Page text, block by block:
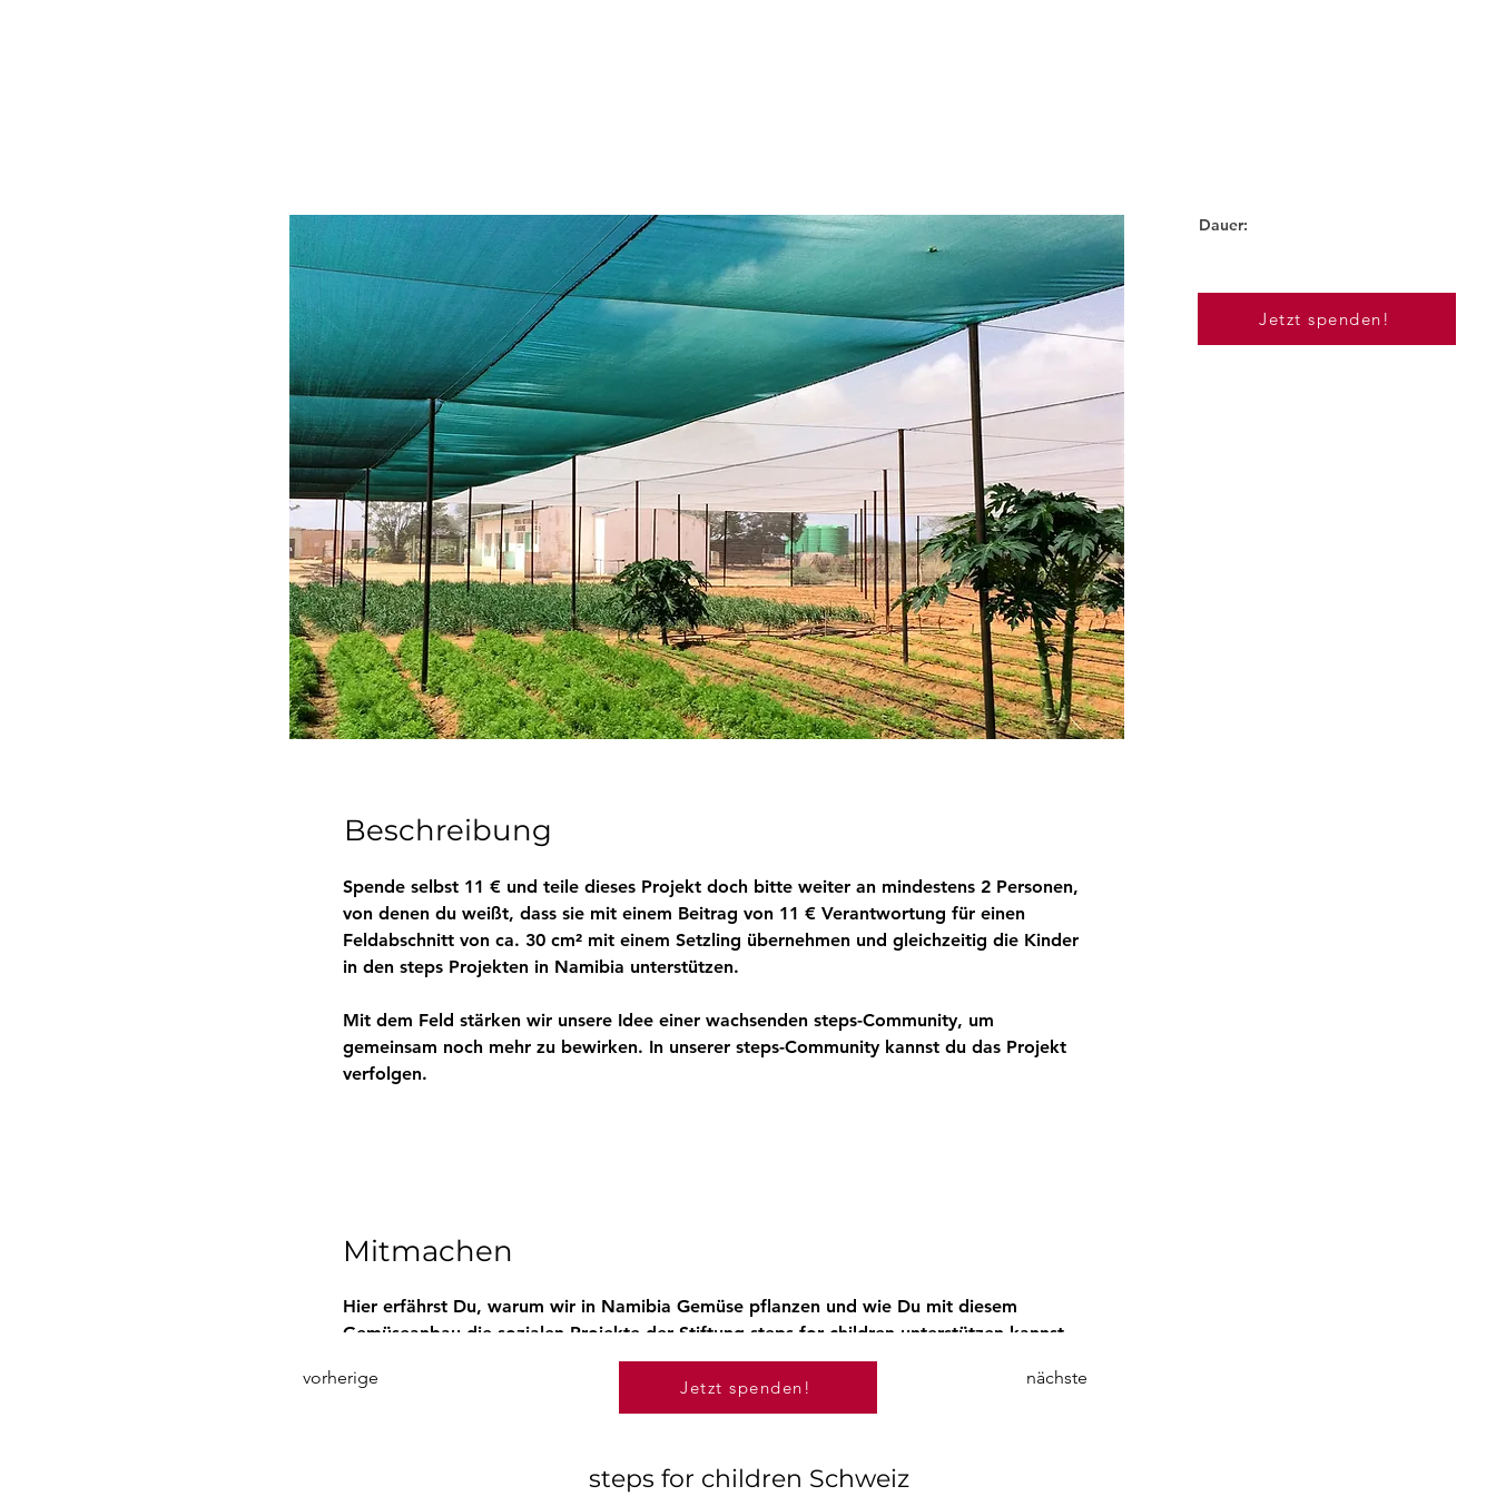
Dauer:
Jetzt spenden!
Beschreibung
Spende selbst 11 € und teile dieses Projekt doch bitte weiter an mindestens 2 Personen,
von denen du weißt, dass sie mit einem Beitrag von 11 € Verantwortung für einen
Feldabschnitt von ca. 30 cm² mit einem Setzling übernehmen und gleichzeitig die Kinder
in den steps Projekten in Namibia unterstützen.
Mit dem Feld stärken wir unsere Idee einer wachsenden steps-Community, um
gemeinsam noch mehr zu bewirken. In unserer steps-Community kannst du das Projekt
verfolgen.
Mitmachen
Hier erfährst Du, warum wir in Namibia Gemüse pflanzen und wie Du mit diesem
Gemüseanbau die sozialen Projekte der Stiftung steps for children unterstützen kannst.
vorherige Jetzt spenden! nächste
steps for children Schweiz